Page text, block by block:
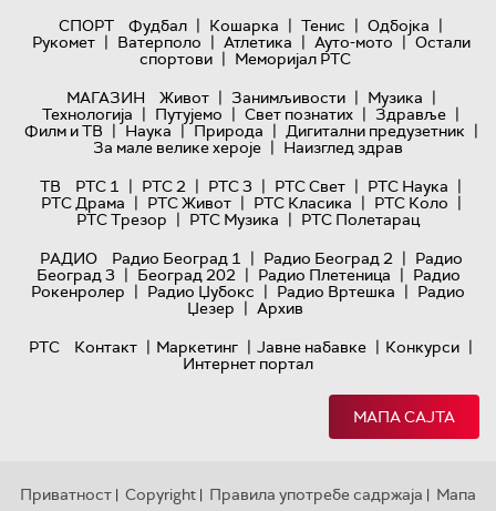
СПОРТ
Фудбал | Кошарка | Тенис | Одбојка |
Рукомет | Ватерполо | Атлетика | Ауто-мото | Остали
спортови | Меморијал РТС
МАГАЗИН
Живот | Занимљивости | Музика |
Технологијa | Путујемо | Свет познатих | Здравље |
Филм и ТВ | Наука | Природа | Дигитални предузетник |
За мале велике хероје | Наизглед здрав
ТВ
РТС 1 | РТС 2 | РТС 3 | РТС Свет | РТС Наука |
РТС Драма | РТС Живот | РТС Класика | РТС Коло |
РТС Трезор | РТС Музика | РТС Полетарац
РАДИО
Радио Београд 1 | Радио Београд 2 | Радио
Београд 3 | Београд 202 | Радио Плетеница | Радио
Рокенролер | Радио Џубокс | Радио Вртешка | Радио
Џезер | Архив
РТС
Контакт | Маркетинг | Јавне набавке | Конкурси |
Интернет портал
МАПА САЈТА
Приватност | Copyright | Правила употребе садржаја | Мапа